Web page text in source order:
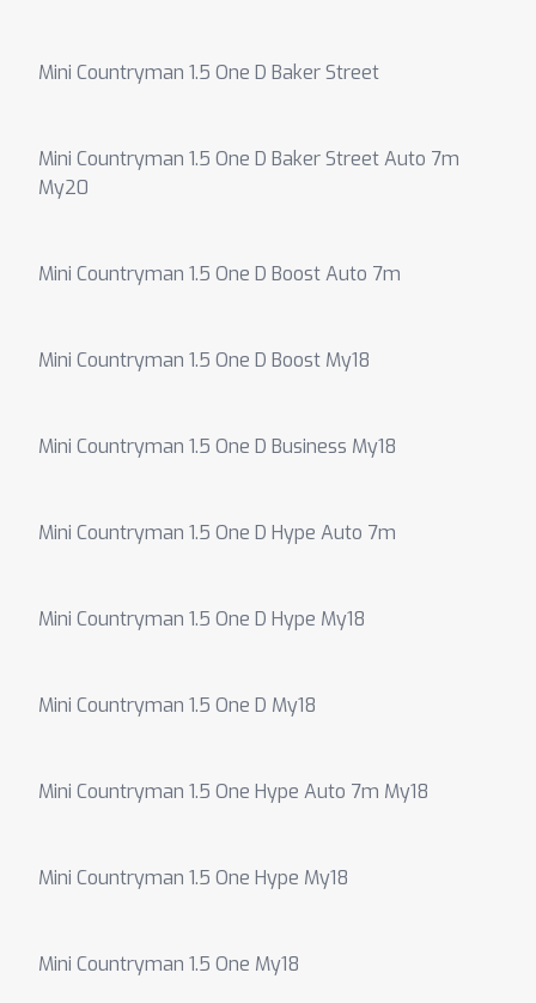
Mini Countryman 1.5 One D Baker Street
Mini Countryman 1.5 One D Baker Street Auto 7m
My20
Mini Countryman 1.5 One D Boost Auto 7m
Mini Countryman 1.5 One D Boost My18
Mini Countryman 1.5 One D Business My18
Mini Countryman 1.5 One D Hype Auto 7m
Mini Countryman 1.5 One D Hype My18
Mini Countryman 1.5 One D My18
Mini Countryman 1.5 One Hype Auto 7m My18
Mini Countryman 1.5 One Hype My18
Mini Countryman 1.5 One My18